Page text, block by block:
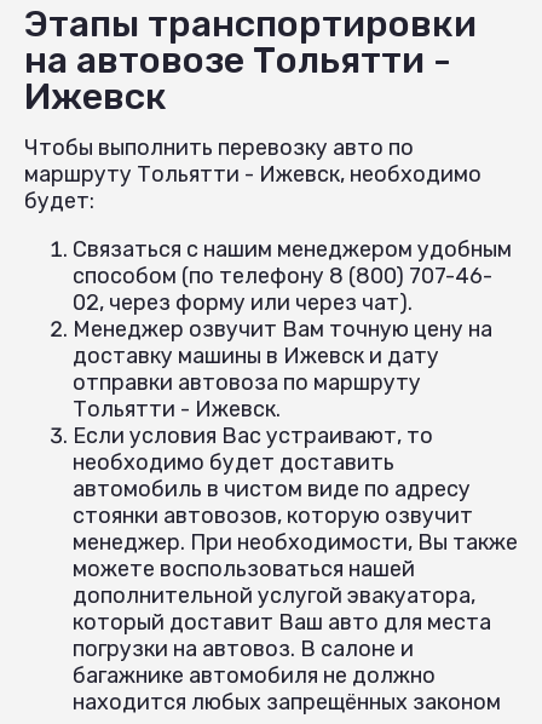
Этапы транспортировки
на автовозе Тольятти -
Ижевск
Чтобы выполнить перевозку авто по
маршруту Тольятти - Ижевск, необходимо
будет:
Связаться с нашим менеджером удобным
способом (по телефону 8 (800) 707-46-
02, через форму или через чат).
Менеджер озвучит Вам точную цену на
доставку машины в Ижевск и дату
отправки автовоза по маршруту
Тольятти - Ижевск.
Если условия Вас устраивают, то
необходимо будет доставить
автомобиль в чистом виде по адресу
стоянки автовозов, которую озвучит
менеджер. При необходимости, Вы также
можете воспользоваться нашей
дополнительной услугой эвакуатора,
который доставит Ваш авто для места
погрузки на автовоз. В салоне и
багажнике автомобиля не должно
находится любых запрещённых законом